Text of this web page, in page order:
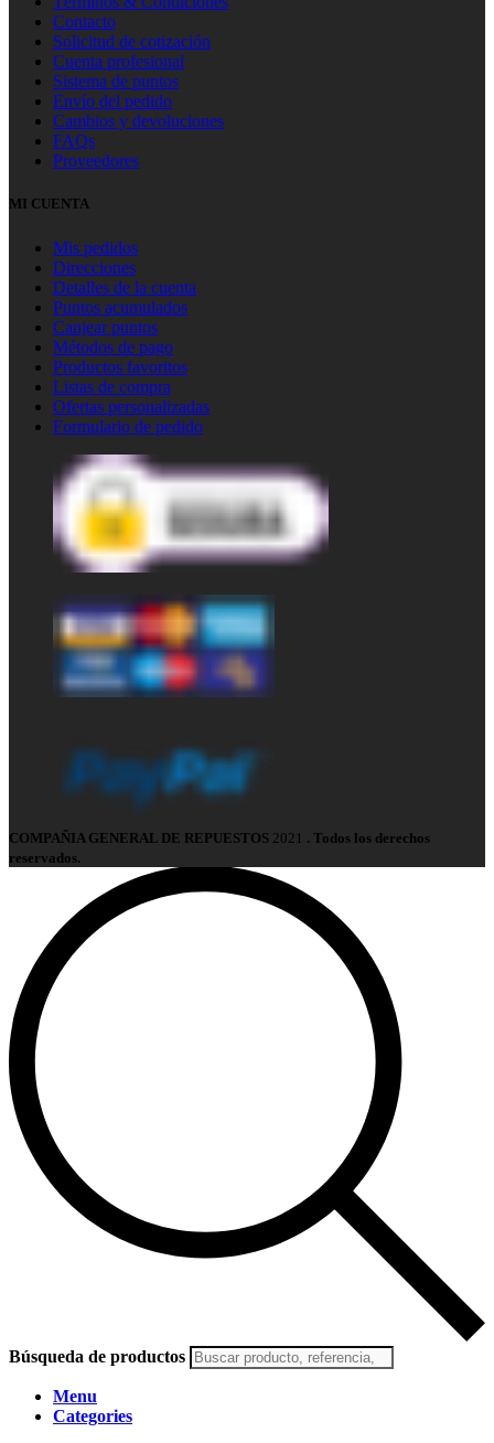
Contacto
Solicitud de cotización
Cuenta profesional
Sistema de puntos
Envío del pedido
Cambios y devoluciones
FAQs
Proveedores
MI CUENTA
Mis pedidos
Direcciones
Detalles de la cuenta
Puntos acumulados
Canjear puntos
Métodos de pago
Productos favoritos
Listas de compra
Ofertas personalizadas
Formulario de pedido
COMPAÑIA GENERAL DE REPUESTOS 2021 . Todos los derechos
reservados.
Búsqueda de productos
Menu
Categories